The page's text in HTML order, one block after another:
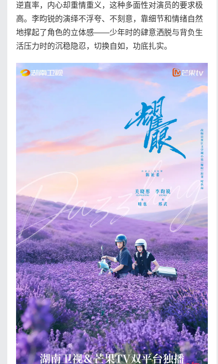
逆直率，内心却重情重义，这种多面性对演员的要求极
高。李昀锐的演绎不浮夸、不刻意，靠细节和情绪自然
地撑起了角色的立体感——少年时的肆意洒脱与背负生
活压力时的沉稳隐忍，切换自如，功底扎实。